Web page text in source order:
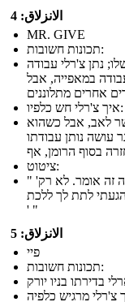
الانزلاق: 4
MR. GIVE
תכונות חשובות:
נתן צ'רלי עבודה
במאפייה, אבל
אחרים מתלוננים
איך צ'רלי חש כלפיו:
לאב, אבל כשהוא
עושה נותן עבודתו
ציטוט:
" 'אני יודע, צ'רלי ... אבל משהו קרה לך, ואני לא מבין מה זה אומר. לא רק
לתת לך ללכת.
' "
الانزلاق: 5
פיי
תכונות חשובות: